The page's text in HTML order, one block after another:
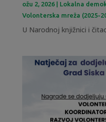
ožu 2, 2026| Lokalna
Volonterska mreža (2025-
U Narodnoj knjižnici i